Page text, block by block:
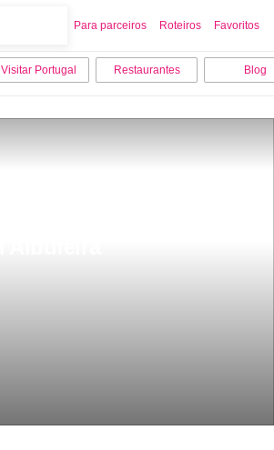
Para parceiros Roteiros Favoritos
Visitar Portugal Restaurantes Blog